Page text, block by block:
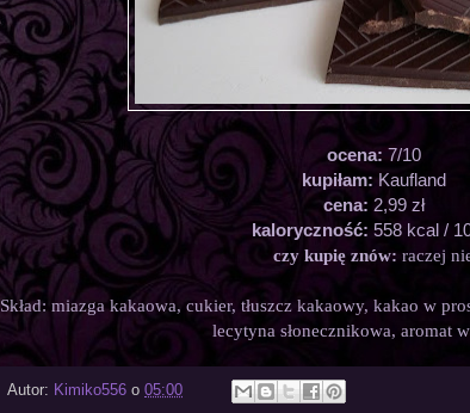
ocena: 7/10
kupiłam: Kaufland
cena: 2,99 zł
kaloryczność: 558 kcal /
czy kupię znów: raczej
Skład: miazga kakaowa, cukier, tłuszcz kakaowy, kakao w
lecytyna słonecznikowa, aromat
Autor: Kimiko556 o 05:00